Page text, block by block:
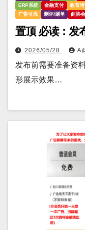
ERP系统
金融支付 教育培
广告引流
测评/涮单 商协会
置顶 必读：
2026/05/28
发布前需要准备资
形展示效果…